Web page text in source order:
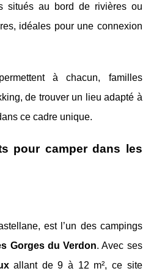
situés au bord de rivières ou
idéales pour une connexion
à chacun, familles
de trouver un lieu adapté à
ce cadre unique.
pour camper dans les
est l’un des campings
Gorges du Verdon. Avec ses
allant de 9 à 12 m², ce site